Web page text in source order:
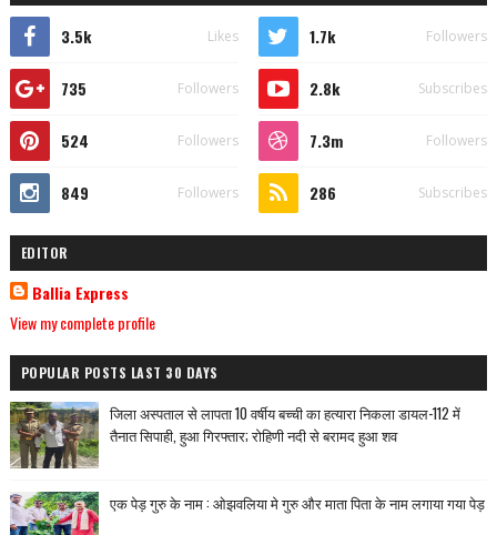
3.5k Likes 1.7k Followers
735 Followers 2.8k Subscribes
524 Followers 7.3m Followers
849 Followers 286 Subscribes
EDITOR
Ballia Express
View my complete profile
POPULAR POSTS LAST 30 DAYS
जिला अस्पताल से लापता 10 वर्षीय बच्ची का हत्यारा निकला डायल-112 में
तैनात सिपाही, हुआ गिरफ्तार; रोहिणी नदी से बरामद हुआ शव
एक पेड़ गुरु के नाम : ओझवलिया मे गुरु और माता पिता के नाम लगाया गया पेड़